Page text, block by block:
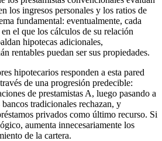
los ingresos personales y los ratios de
fundamental: eventualmente, cada
el que los cálculos de su relación
hipotecas adicionales,
rentables puedan ser sus propiedades.
hipotecarios responden a esta pared
de una progresión predecible:
de prestamistas A, luego pasando a
tradicionales rechazan, y
privados como último recurso. Si
aumenta innecesariamente los
de la cartera.